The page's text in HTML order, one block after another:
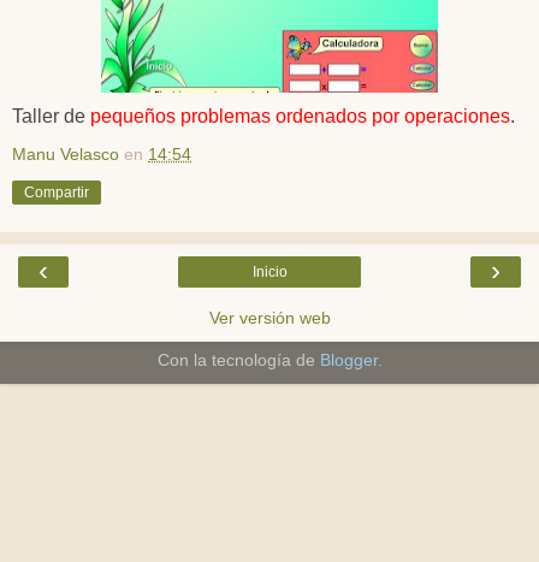
Taller de pequeños problemas ordenados por operaciones.
Manu Velasco en 14:54
Compartir
‹ ›
Inicio
Ver versión web
Con la tecnología de Blogger.